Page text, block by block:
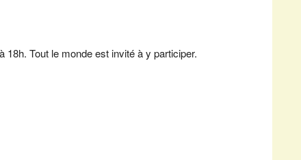
18h. Tout le monde est invité à y participer.